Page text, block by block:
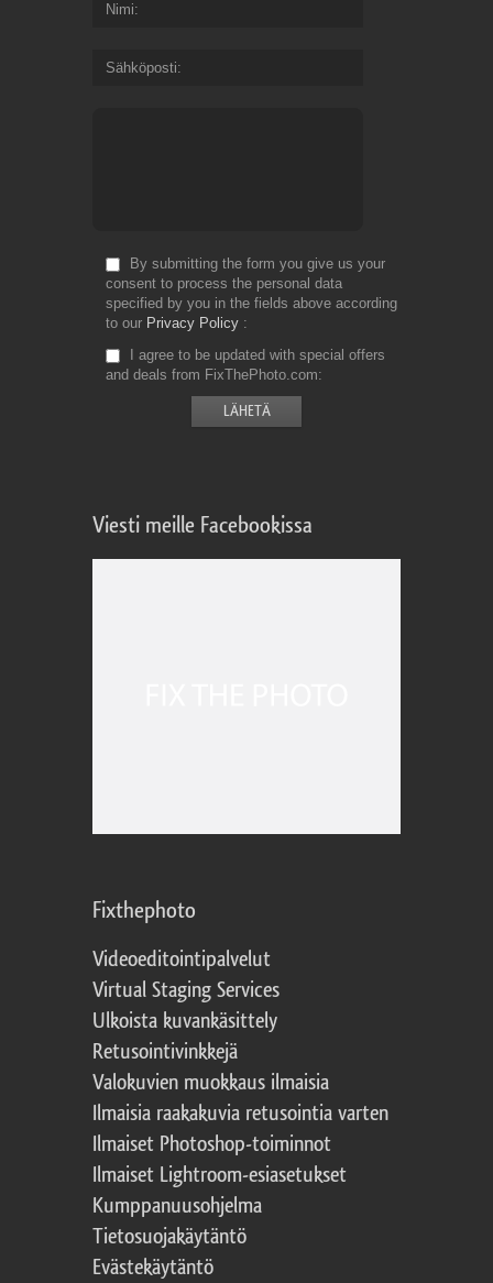
Nimi
Sähköposti
By submitting the form you give us your
consent to process the personal data
specified by you in the fields above according
to our Privacy Policy
I agree to be updated with special offers
and deals from FixThePhoto.com
Viesti meille Facebookissa
Fixthephoto
Videoeditointipalvelut
Virtual Staging Services
Ulkoista kuvankäsittely
Retusointivinkkejä
Valokuvien muokkaus ilmaisia
Ilmaisia raakakuvia retusointia varten
Ilmaiset Photoshop-toiminnot
Ilmaiset Lightroom-esiasetukset
Kumppanuusohjelma
Tietosuojakäytäntö
Evästekäytäntö